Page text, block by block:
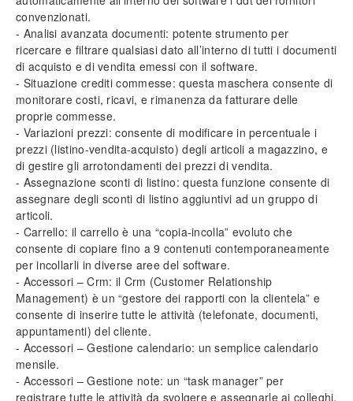
convenzionati.
- Analisi avanzata documenti: potente strumento per
ricercare e filtrare qualsiasi dato all’interno di tutti i documenti
di acquisto e di vendita emessi con il software.
- Situazione crediti commesse: questa maschera consente di
monitorare costi, ricavi, e rimanenza da fatturare delle
proprie commesse.
- Variazioni prezzi: consente di modificare in percentuale i
prezzi (listino-vendita-acquisto) degli articoli a magazzino, e
di gestire gli arrotondamenti dei prezzi di vendita.
- Assegnazione sconti di listino: questa funzione consente di
assegnare degli sconti di listino aggiuntivi ad un gruppo di
articoli.
- Carrello: il carrello è una “copia-incolla” evoluto che
consente di copiare fino a 9 contenuti contemporaneamente
per incollarli in diverse aree del software.
- Accessori – Crm: il Crm (Customer Relationship
Management) è un “gestore dei rapporti con la clientela” e
consente di inserire tutte le attività (telefonate, documenti,
appuntamenti) del cliente.
- Accessori – Gestione calendario: un semplice calendario
mensile.
- Accessori – Gestione note: un “task manager” per
registrare tutte le attività da svolgere e assegnarle ai colleghi.